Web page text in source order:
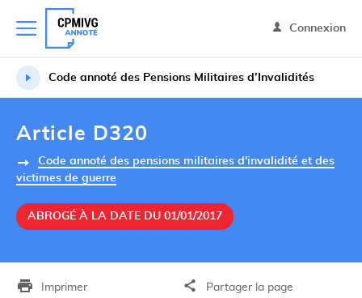
Connexion
Code annoté des Pensions Militaires d’Invalidités
Article D320
Code annoté des pensions militaires d'invalidité et des
victimes de guerre
ABROGÉ À LA DATE DU 01/01/2017
Imprimer Partager la page